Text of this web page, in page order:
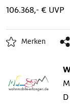
106.368,- € UVP
Merken